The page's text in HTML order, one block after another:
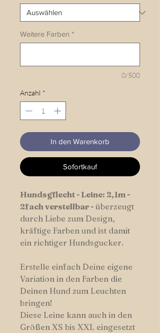
Weitere Farben *
0/500
Anzahl *
In den Warenkorb
Sofortkauf
Hundsgflecht - Leine: 2,1m -
2fach verstellbar - überzeugt
durch Liebe zum Design,
kräftige Farben und ist damit
ein richtiger Hundsgucker.
Erstelle einfach Deine eigene
Variation in den Farben die
Deinen Hund zum Leuchten
bringen!
Diese Leine kann auch in den
Größen XS bis XXL eingesetzt